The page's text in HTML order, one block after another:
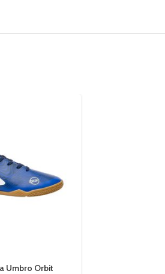
Umbro Orbit